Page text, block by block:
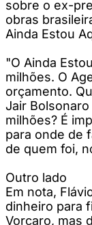
sobre o ex-
obras
Ainda Estou
"O Ainda
milhões. O
orçamento.
Jair
milhões? É
para onde de
de quem foi,
Outro lado
Em nota,
dinheiro para
Vorcaro, mas